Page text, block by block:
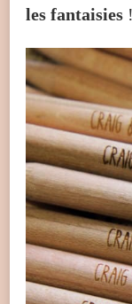
les fantaisies !